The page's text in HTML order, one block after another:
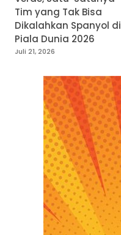
Tim yang Tak Bisa
Dikalahkan Spanyol di
Piala Dunia 2026
Juli 21, 2026